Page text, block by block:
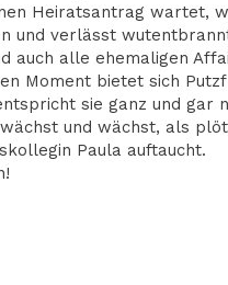
Heiratsantrag wartet,
und verlässt
auch alle ehemaligen
Moment bietet sich
sie ganz und gar
und wächst, als
Paula auftaucht.